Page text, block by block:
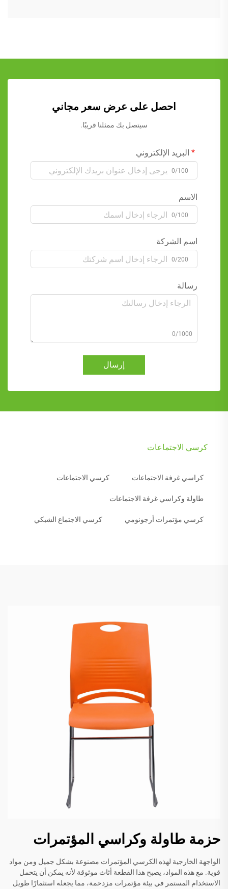
احصل على عرض سعر مجاني
سيتصل بك ممثلنا قريبًا.
البريد الإلكتروني
0/100
الاسم
0/100
اسم الشركة
0/200
رسالة
0/1000
إرسال
كرسي الاجتماعات
كراسي غرفة الاجتماعات كرسي الاجتماعات
طاولة وكراسي غرفة الاجتماعات
كرسي مؤتمرات أرجونومي كرسي الاجتماع الشبكي
حزمة طاولة وكراسي المؤتمرات
الواجهة الخارجية لهذه الكرسي المؤتمرات مصنوعة بشكل جميل ومن مواد
قوية. مع هذه المواد، يصبح هذا القطعة أثاث موثوقة لأنه يمكن أن يتحمل
الاستخدام المستمر في بيئة مؤتمرات مزدحمة، مما يجعله استثمارًا طويل